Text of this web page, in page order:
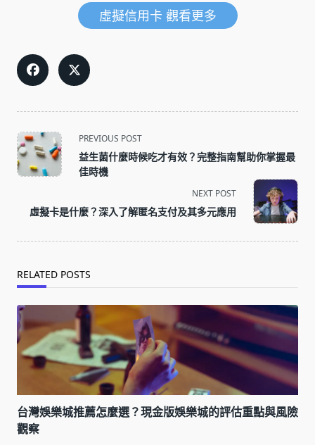
虛擬信用卡 觀看更多
<span
class="nav-
subtitle
reader-
text">Page</span>
PREVIOUS POST
益生菌什麼時候吃才有效？完整指南幫助你掌握最
佳時機
NEXT POST
虛擬卡是什麼？深入了解匿名支付及其多元應用
RELATED POSTS
台灣娛樂城推薦怎麼選？現金版娛樂城的評估重點與風險
觀察